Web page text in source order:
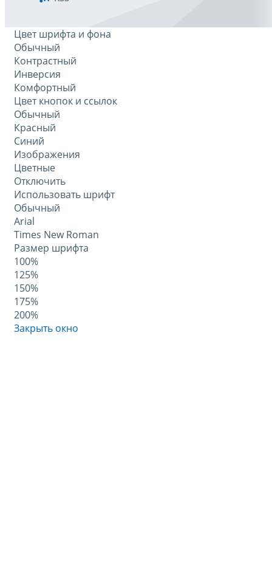
Цвет шрифта и фона
Обычный
Контрастный
Инверсия
Комфортный
Цвет кнопок и ссылок
Обычный
Красный
Синий
Изображения
Цветные
Отключить
Использовать шрифт
Обычный
Arial
Times New Roman
Размер шрифта
100%
125%
150%
175%
200%
Закрыть окно